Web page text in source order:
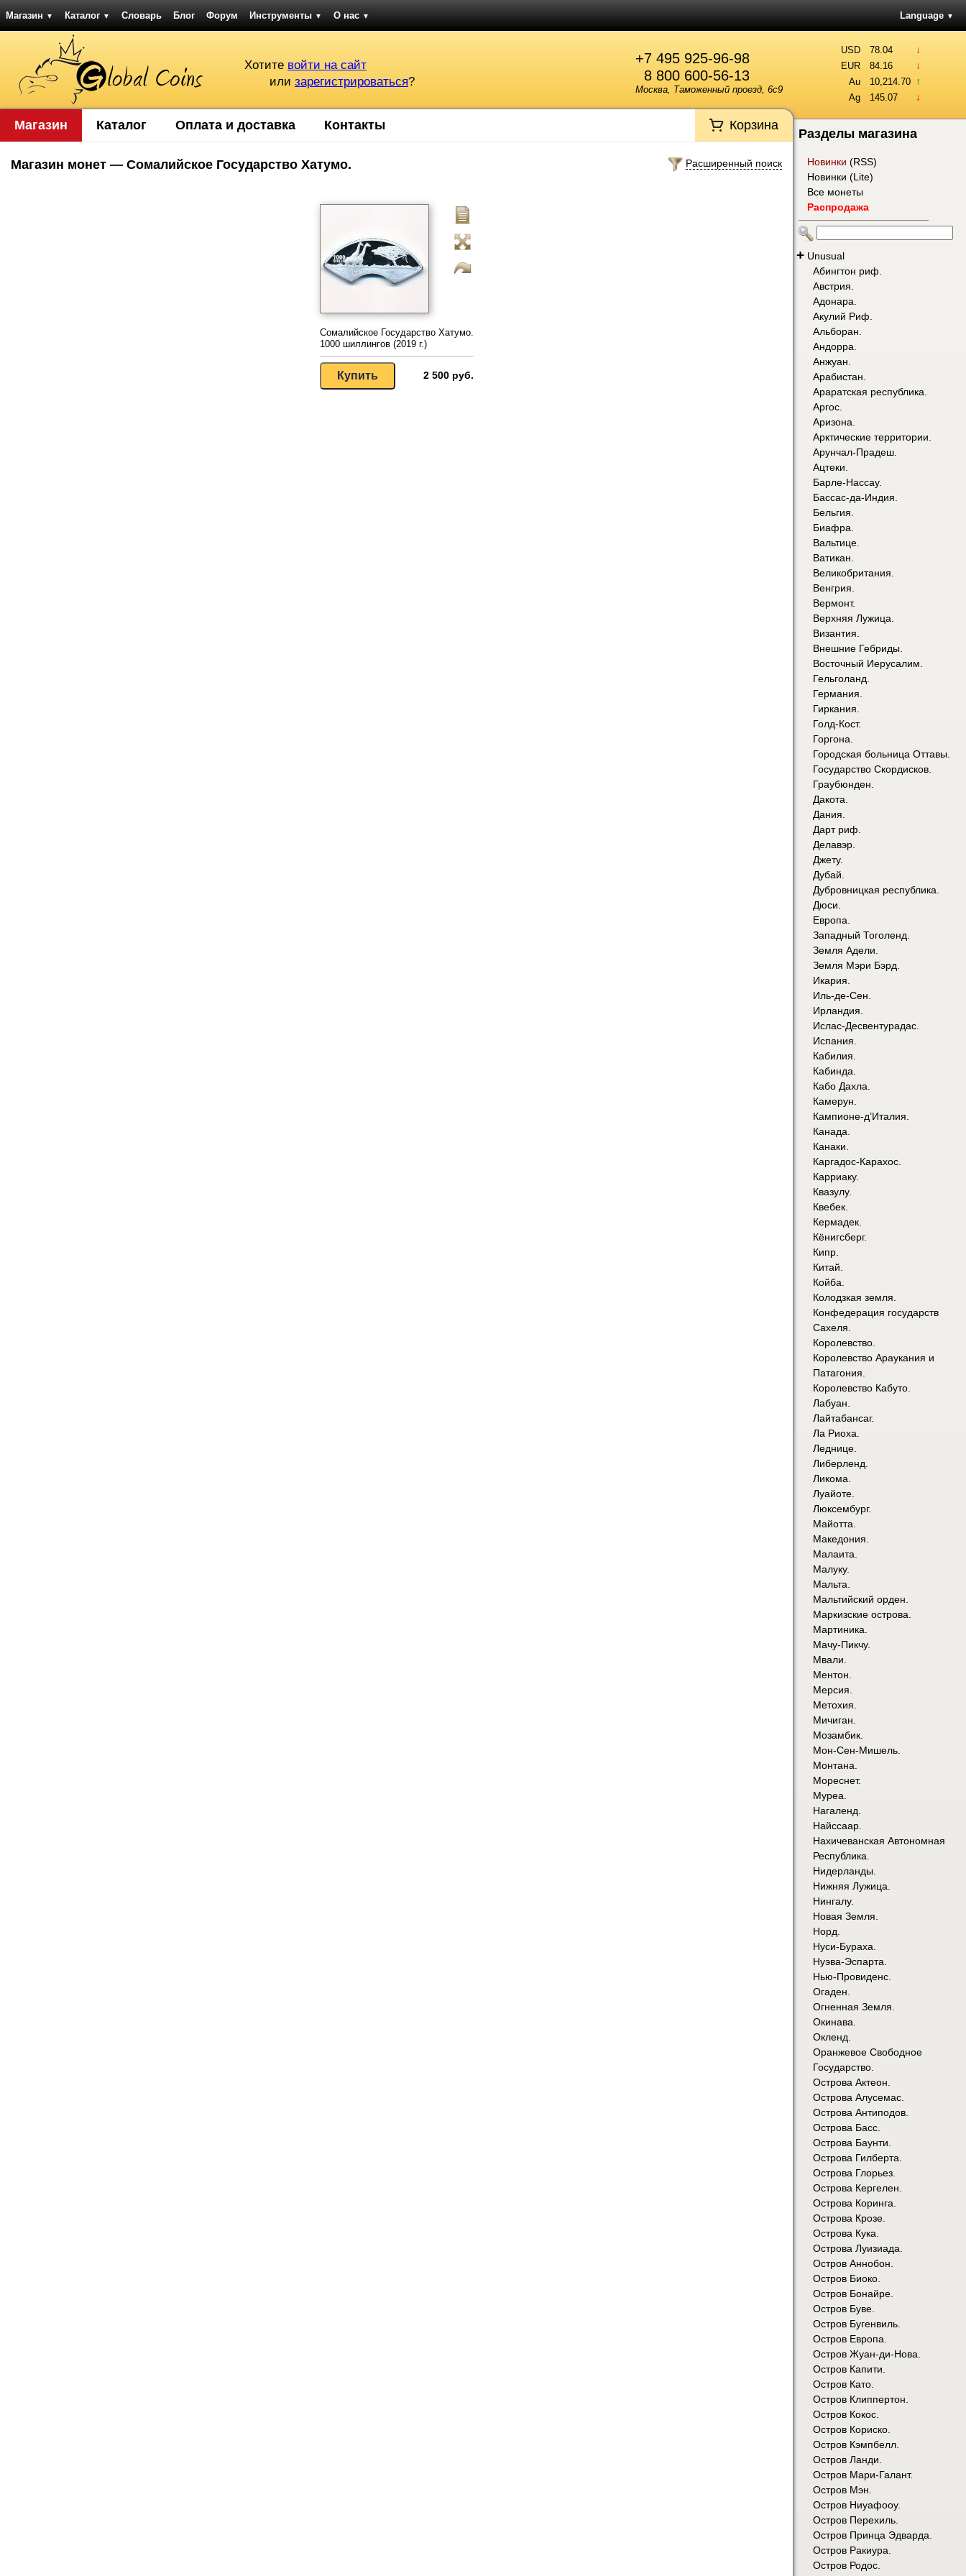
Магазин ▼ Каталог ▼ Словарь Блог Форум Инструменты ▼ О нас ▼ Language ▼
+7 495 925-96-98
8 800 600-56-13
Москва, Таможенный проезд, 6с9
Хотите войти на сайт
или зарегистрироваться?
USD 78.04 ↓
EUR 84.16 ↓
Au 10,214.70 ↑
Ag 145.07 ↓
Магазин Каталог Оплата и доставка Контакты Корзина
Расширенный поиск
Магазин монет — Сомалийское Государство Хатумо.
Сомалийское Государство Хатумо.
1000 шиллингов (2019 г.)
2 500 руб.
Разделы магазина
Новинки (RSS)
Новинки (Lite)
Все монеты
Распродажа
+ Unusual
Абингтон риф.
Австрия.
Адонара.
Акулий Риф.
Альборан.
Андорра.
Анжуан.
Арабистан.
Араратская республика.
Аргос.
Аризона.
Арктические территории.
Арунчал-Прадеш.
Ацтеки.
Барле-Нассау.
Бассас-да-Индия.
Бельгия.
Биафра.
Вальтице.
Ватикан.
Великобритания.
Венгрия.
Вермонт.
Верхняя Лужица.
Византия.
Внешние Гебриды.
Восточный Иерусалим.
Гельголанд.
Германия.
Гиркания.
Голд-Кост.
Горгона.
Городская больница Оттавы.
Государство Скордисков.
Граубюнден.
Дакота.
Дания.
Дарт риф.
Делавэр.
Джету.
Дубай.
Дубровницкая республика.
Дюси.
Европа.
Западный Тоголенд.
Земля Адели.
Земля Мэри Бэрд.
Икария.
Иль-де-Сен.
Ирландия.
Ислас-Десвентурадас.
Испания.
Кабилия.
Кабинда.
Кабо Дахла.
Камерун.
Кампионе-д’Италия.
Канада.
Канаки.
Каргадос-Карахос.
Карриаку.
Квазулу.
Квебек.
Кермадек.
Кёнигсберг.
Кипр.
Китай.
Койба.
Колодзкая земля.
Конфедерация государств
Сахеля.
Королевство.
Королевство Араукания и
Патагония.
Королевство Кабуто.
Лабуан.
Лайтабансаг.
Ла Риоха.
Леднице.
Либерленд.
Ликома.
Луайоте.
Люксембург.
Майотта.
Македония.
Малаита.
Малуку.
Мальта.
Мальтийский орден.
Маркизские острова.
Мартиника.
Мачу-Пикчу.
Мвали.
Ментон.
Мерсия.
Метохия.
Мичиган.
Мозамбик.
Мон-Сен-Мишель.
Монтана.
Мореснет.
Муреа.
Нагаленд.
Найссаар.
Нахичеванская Автономная
Республика.
Нидерланды.
Нижняя Лужица.
Нингалу.
Новая Земля.
Норд.
Нуси-Бураха.
Нуэва-Эспарта.
Нью-Провиденс.
Огаден.
Огненная Земля.
Окинава.
Окленд.
Оранжевое Свободное
Государство.
Острова Актеон.
Острова Алусемас.
Острова Антиподов.
Острова Басс.
Острова Баунти.
Острова Гилберта.
Острова Глорьез.
Острова Кергелен.
Острова Коринга.
Острова Крозе.
Острова Кука.
Острова Луизиада.
Остров Аннобон.
Остров Биоко.
Остров Бонайре.
Остров Буве.
Остров Бугенвиль.
Остров Европа.
Остров Жуан-ди-Нова.
Остров Капити.
Остров Като.
Остров Клиппертон.
Остров Кокос.
Остров Кориско.
Остров Кэмпбелл.
Остров Ланди.
Остров Мари-Галант.
Остров Мэн.
Остров Ниуафооу.
Остров Перехиль.
Остров Принца Эдварда.
Остров Ракиура.
Остров Родос.